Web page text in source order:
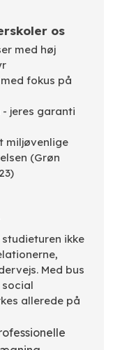
os
med høj
fokus på
jeres garanti
miljøvenlige
(Grøn
ikke
Med bus
allerede på